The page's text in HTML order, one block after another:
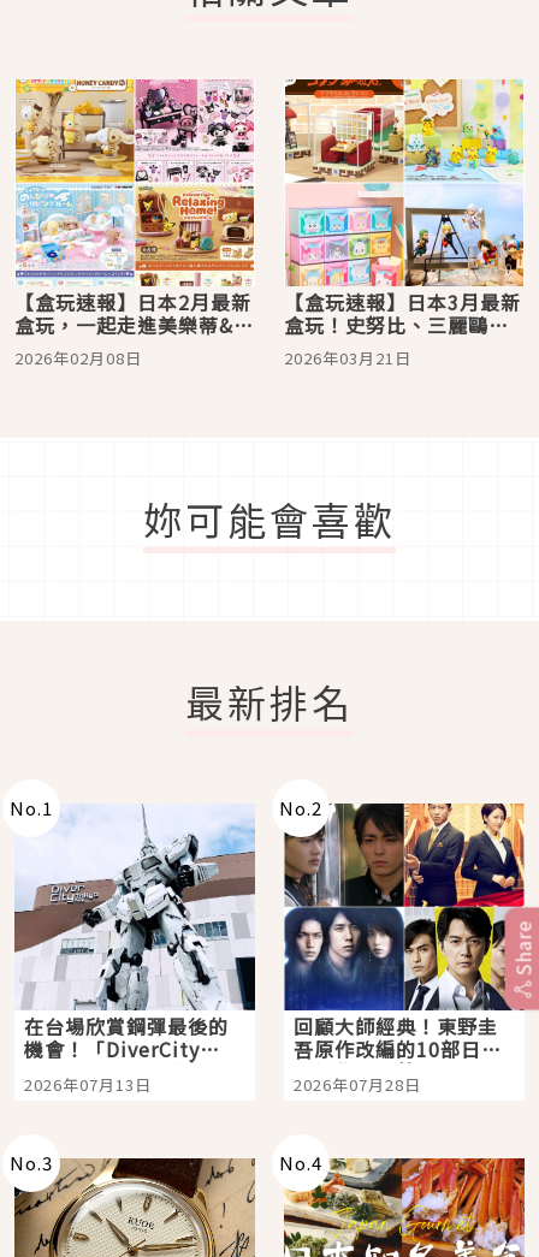
【盒玩速報】日本2月最新
盒玩，一起走進美樂蒂&酷
洛米的夢幻化妝間
2026年02月08日
【盒玩速報】日本3月最新
盒玩！史努比、三麗鷗、
寶可夢，還可以把整間客
美多咖啡搬回家
2026年03月21日
妳可能會喜歡
最新排名
No.1
在台場欣賞鋼彈最後的
機會！「DiverCity
Tokyo Plaza」搭船、
購物、美食及夜景，一
2026年07月13日
No.2
回顧大師經典！東野圭
吾原作改編的10部日本
影視作品推薦
2026年07月28日
No.3 No.4
Share